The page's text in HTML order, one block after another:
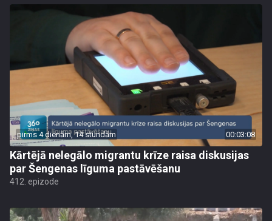
pirms 4 dienām, 14 stundām 00:03:08
Kārtējā nelegālo migrantu krīze raisa diskusijas
par Šengenas līguma pastāvēšanu
412. epizode